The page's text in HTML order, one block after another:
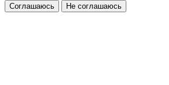
Соглашаюсь Не соглашаюсь